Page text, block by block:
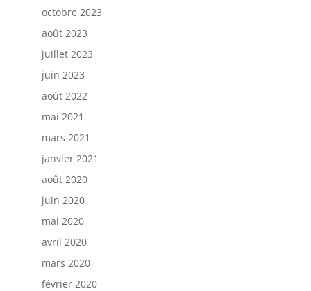
octobre 2023
août 2023
juillet 2023
juin 2023
août 2022
mai 2021
mars 2021
janvier 2021
août 2020
juin 2020
mai 2020
avril 2020
mars 2020
février 2020